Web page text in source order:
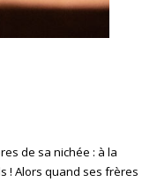
de sa nichée : à la
! Alors quand ses frères